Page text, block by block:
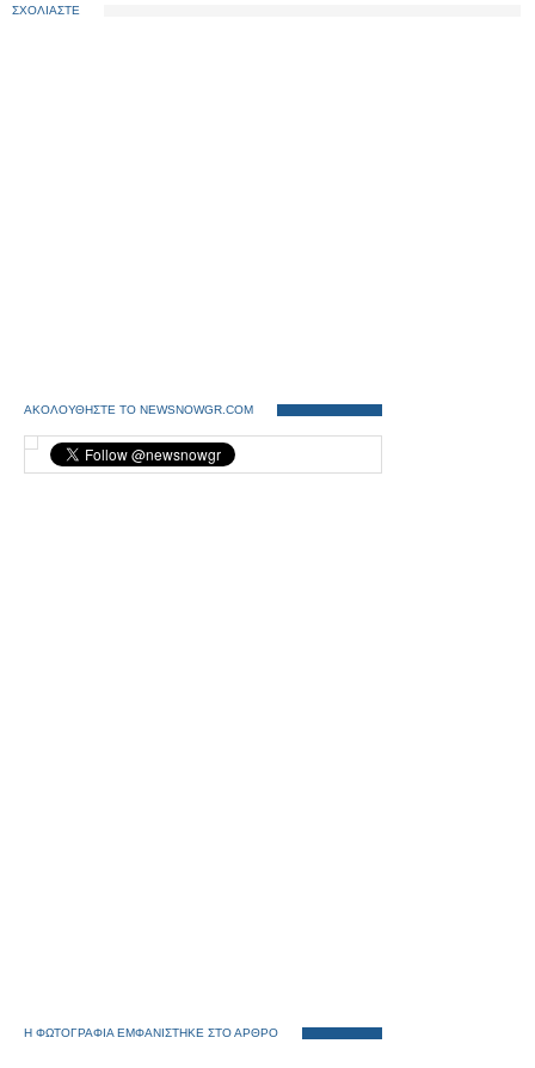
ΣΧΟΛΙΑΣΤΕ
ΑΚΟΛΟΥΘΗΣΤΕ ΤΟ NEWSNOWGR.COM
Η ΦΩΤΟΓΡΑΦΙΑ ΕΜΦΑΝΙΣΤΗΚΕ ΣΤΟ ΑΡΘΡΟ